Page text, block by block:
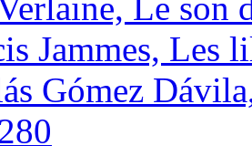
Jammes, Les
Gómez